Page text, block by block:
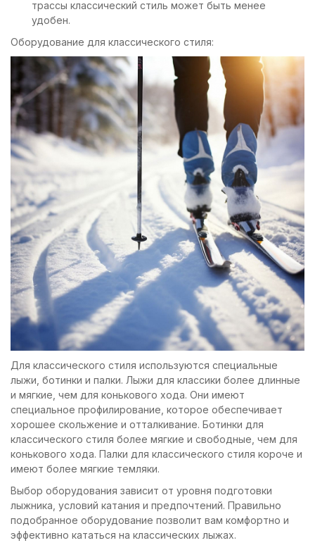
трассы классический стиль может быть менее
удобен.
Оборудование для классического стиля:
Для классического стиля используются специальные
лыжи, ботинки и палки. Лыжи для классики более длинные
и мягкие, чем для конькового хода. Они имеют
специальное профилирование, которое обеспечивает
хорошее скольжение и отталкивание. Ботинки для
классического стиля более мягкие и свободные, чем для
конькового хода. Палки для классического стиля короче и
имеют более мягкие темляки.
Выбор оборудования зависит от уровня подготовки
лыжника, условий катания и предпочтений. Правильно
подобранное оборудование позволит вам комфортно и
эффективно кататься на классических лыжах.